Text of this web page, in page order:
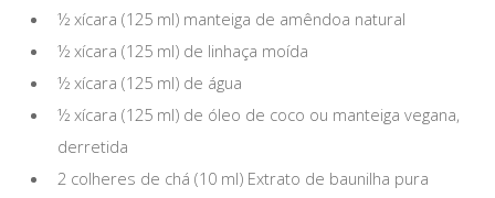
½ xícara (125 ml) manteiga de amêndoa natural
½ xícara (125 ml) de linhaça moída
½ xícara (125 ml) de água
½ xícara (125 ml) de óleo de coco ou manteiga vegana,
derretida
2 colheres de chá (10 ml) Extrato de baunilha pura